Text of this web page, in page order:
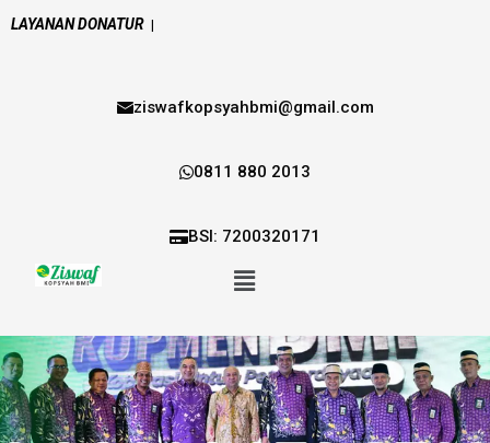
LAYANAN DONATUR |
ziswafkopsyahbmi@gmail.com
0811 880 2013
BSI: 7200320171